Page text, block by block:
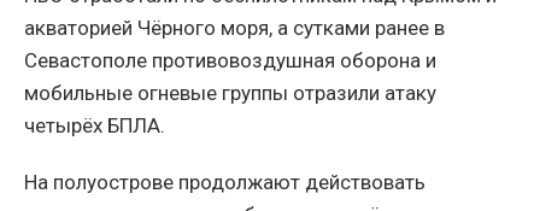
акваторией Чёрного моря, а сутками ранее в
Севастополе противовоздушная оборона и
мобильные огневые группы отразили атаку
четырёх БПЛА.
На полуострове продолжают действовать